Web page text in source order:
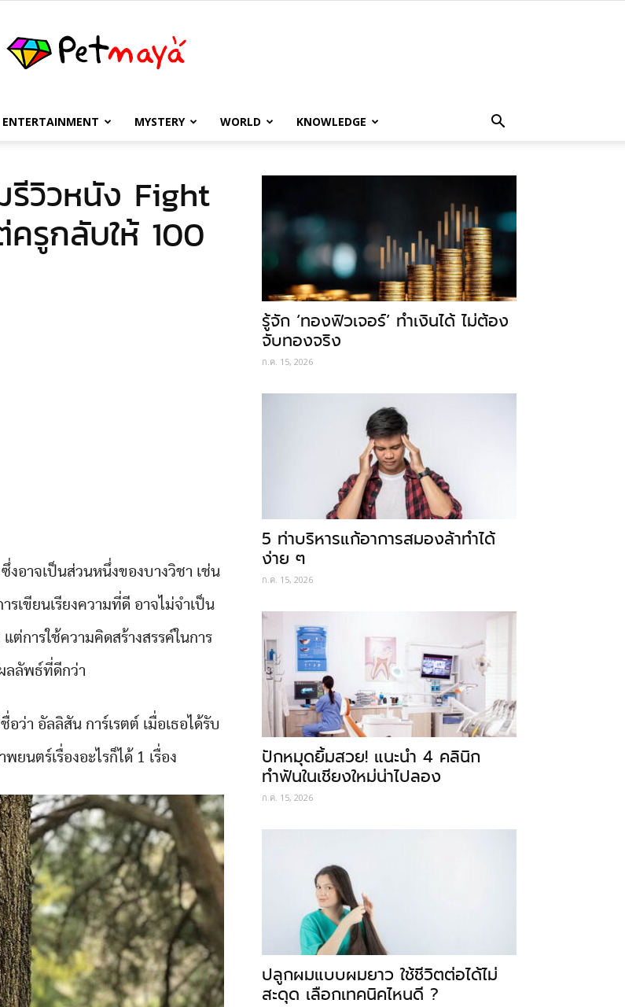
เพชร
มายา
ENTERTAINMENT MYSTERY WORLD KNOWLEDGE
รีวิวหนัง Fight
ครูกลับให้ 100
งอาจเป็นส่วนหนึ่งของบางวิชา เช่น
เขียนเรียงความที่ดี อาจไม่จำเป็น
ต่การใช้ความคิดสร้างสรรค์ในการ
ลลัพธ์ที่ดีกว่า
ว่า อัลลิสัน การ์เรตต์ เมื่อเธอได้รับ
ยนตร์เรื่องอะไรก็ได้ 1 เรื่อง
รู้จัก ‘ทองฟิวเจอร์’ ทำเงินได้ ไม่ต้อง
จับทองจริง
ก.ค. 15, 2026
5 ท่าบริหารแก้อาการสมองล้าทำได้
ง่าย ๆ
ก.ค. 15, 2026
ปักหมุดยิ้มสวย! แนะนำ 4 คลินิก
ทำฟันในเชียงใหม่น่าไปลอง
ก.ค. 15, 2026
ปลูกผมแบบผมยาว ใช้ชีวิตต่อได้ไม่
สะดุด เลือกเทคนิคไหนดี ?